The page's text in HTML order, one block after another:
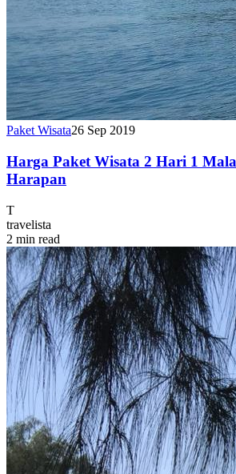
Paket Wisata26 Sep 2019
Harga Paket Wisata 2 Hari 1
Harapan
T
travelista
2 min read